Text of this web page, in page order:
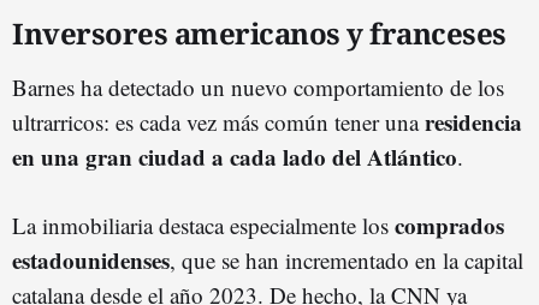
Inversores americanos y franceses
Barnes ha detectado un nuevo comportamiento de los
ultrarricos: es cada vez más común tener unaresidencia
en una gran ciudad a cada lado del Atlántico.
La inmobiliaria destaca especialmente los comprados
estadounidenses, que se han incrementado en la capital
catalana desde el año 2023. De hecho, la CNN ya